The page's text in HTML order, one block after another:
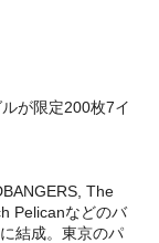
が限定200枚7イ
The
Pelicanなどのバ
結成。東京のパ